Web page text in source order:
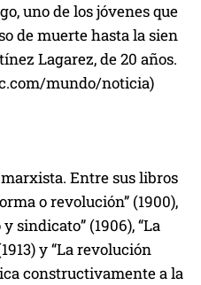
uno de los jóvenes que
de muerte hasta la sien
Lagarez, de 20 años.
mundo/noticia)
Entre sus libros
o revolución” (1900),
sindicato” (1906), “La
y “La revolución
constructivamente a la